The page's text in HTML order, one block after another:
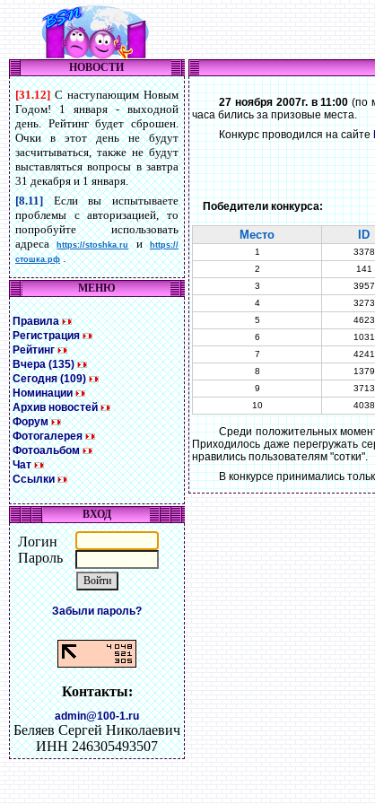
НОВОСТИ
[31.12]С наступающим Новым
Годом! 1 января - выходной
день. Рейтинг будет сброшен.
Очки в этот день не будут
засчитываться, также не будут
выставляться вопросы в завтра
31 декабря и 1 января.
[8.11]Если вы испытываете
проблемы с авторизацией, то
попробуйте использовать
адресаhttps://stoshka.ruиhttps://
стошка.рф.
МЕНЮ
Правила
Регистрация
Рейтинг
Вчера (135)
Сегодня (109)
Номинации
Архив новостей
Форум
Фотогалерея
Фотоальбом
Чат
Ссылки
ВХОД
Логин
Пароль
Забыли пароль?
Контакты:
admin@100-1.ru
Беляев Сергей Николаевич
ИНН 246305493507
27 ноября 2007г. в 11:00(по
часа бились за призовые места.
Конкурс проводился на сайте
Победители конкурса:
Место ID
1 3378
2
141
3
3957
4
3273
5
4623
6
1031
7
4241
8
1379
9
3713
10
4038
Среди положительных
Приходилось даже перегружать
нравились пользователям "сотки".
В конкурсе принимались